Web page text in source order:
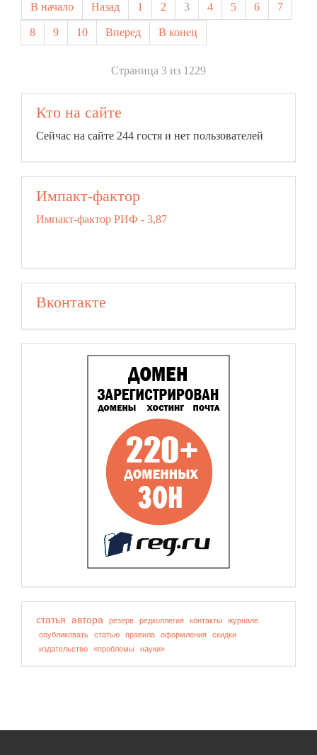
В начало Назад 1 2 3 4 5 6 7
8 9 10 Вперед В конец
Страница 3 из 1229
Кто на сайте
Сейчас на сайте 244 гостя и нет пользователей
Импакт-фактор
Импакт-фактор РИФ - 3,87
Вконтакте
статья автора резерв редколлегия контакты
журнале
опубликовать
статью правила оформления
скидки
издательство
«проблемы науки»